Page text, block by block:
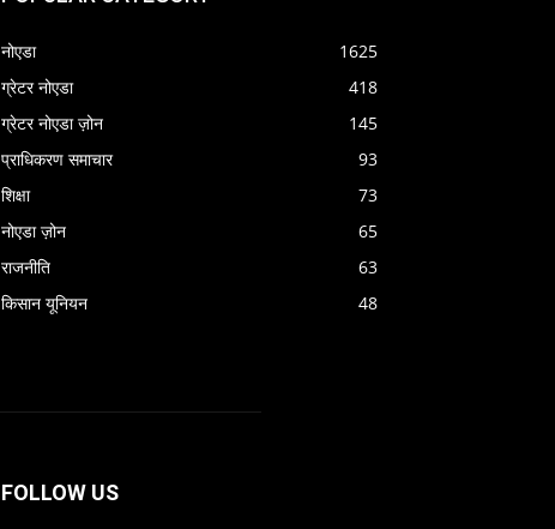
नोएडा
1625
ग्रेटर नोएडा
418
ग्रेटर नोएडा ज़ोन
145
प्राधिकरण समाचार
93
शिक्षा
73
नोएडा ज़ोन
65
राजनीति
63
किसान यूनियन
48
FOLLOW US